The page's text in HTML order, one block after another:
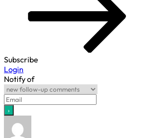
Subscribe
Login
Notify of